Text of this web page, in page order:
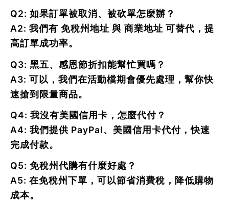
Q2: 如果訂單被取消、被砍單怎麼辦？
A2: 我們有 免稅州地址 與 商業地址 可替代，提
高訂單成功率。
Q3: 黑五、感恩節折扣能幫忙買嗎？
A3: 可以，我們在活動檔期會優先處理，幫你快
速搶到限量商品。
Q4: 我沒有美國信用卡，怎麼代付？
A4: 我們提供 PayPal、美國信用卡代付 ，快速
完成付款。
Q5: 免稅州代購有什麼好處？
A5: 在免稅州下單，可以節省消費稅，降低購物
成本。